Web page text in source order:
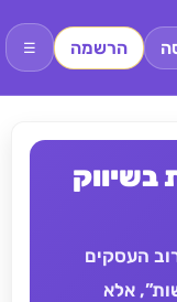
הרשמה ☰
בשיווק
העסקים
אלא